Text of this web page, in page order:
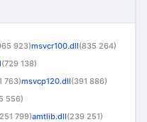
923)msvcr100.dll(835 264)
(729 138)
763)msvcp120.dll(391 886)
556)
799)amtlib.dll(239 251)